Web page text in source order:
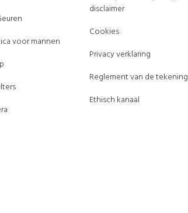
voor mannen
disclaimer
Cookies
Privacy verklaring
Reglement van de tekening
Ethisch kanaal